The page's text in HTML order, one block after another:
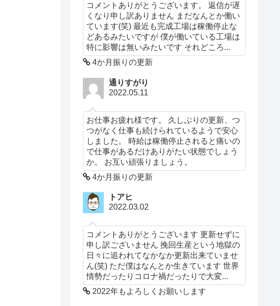
コメントありがとうございます。 返信が遅
くなり申し訳ありません まだなんとか働い
ています(笑) 最近も完成工場は稼働停止な
どあるみたいですが 僕が働いている工場は
特に影響は無いみたいです それどころ...
4か月振りの更新
通りすがり
2022.05.11
お仕事お疲れ様です。 久しぶりの更新、つ
つがなく仕事も続けられているようで安心
しました。 時給は稼働停止されると痛いの
で仕事があるだけありがたい状態でしょう
か。 お互い頑張りましょう。
4か月振りの更新
トアヒ
2022.03.02
コメントありがとうございます 更新せずに
申し訳ございません 挽回生産という地獄の
日々に追われてなかなか更新出来ていませ
ん(笑) ただ僕はなんとか生きています 世界
情勢だったりコロナ禍だったりで大変...
2022年もよろしくお願いします